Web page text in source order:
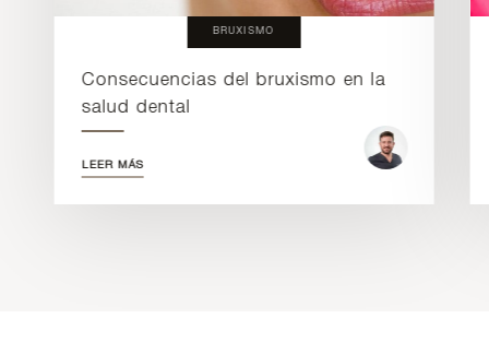
BRUXISMO
Consecuencias del bruxismo en la
salud dental
LEER MÁS